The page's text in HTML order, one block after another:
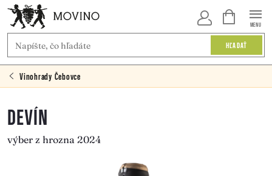
Prejsť
obsah
HĽADAŤ
NÁKUPNÝ
KOŠÍK
Vinohrady Čebovce
DEVÍN
výber z hrozna 2024